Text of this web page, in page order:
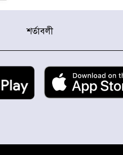
শর্তাবলী